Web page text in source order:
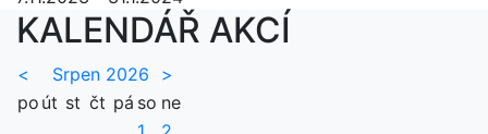
KALENDÁŘ AKCÍ
< Srpen 2026
>
po út st čt pá so ne